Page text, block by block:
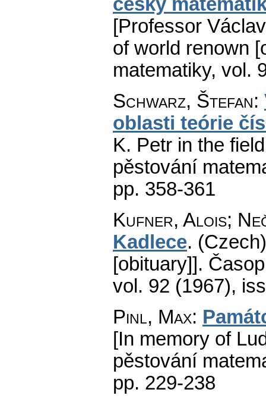
[Professor
of world renown
matematiky, vol.
Schwarz, Štefan:
oblasti teórie
K. Petr in the
pěstování
pp. 358-361
Kufner, Alois;
Kadlece.
[obituary]].
vol. 92 (1967),
Pinl, Max:
[In memory of
pěstování
pp. 229-238